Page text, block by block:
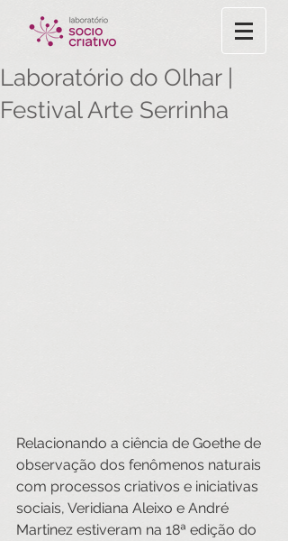
Laboratório do Olhar |
Festival Arte Serrinha
Relacionando a ciência de Goethe de
observação dos fenômenos naturais
com processos criativos e iniciativas
sociais, Veridiana Aleixo e André
Martinez estiveram na 18ª edição do